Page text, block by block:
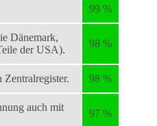
99 %
Dänemark,
der USA).
98 %
Zentralregister. 98 %
auch mit
97 %